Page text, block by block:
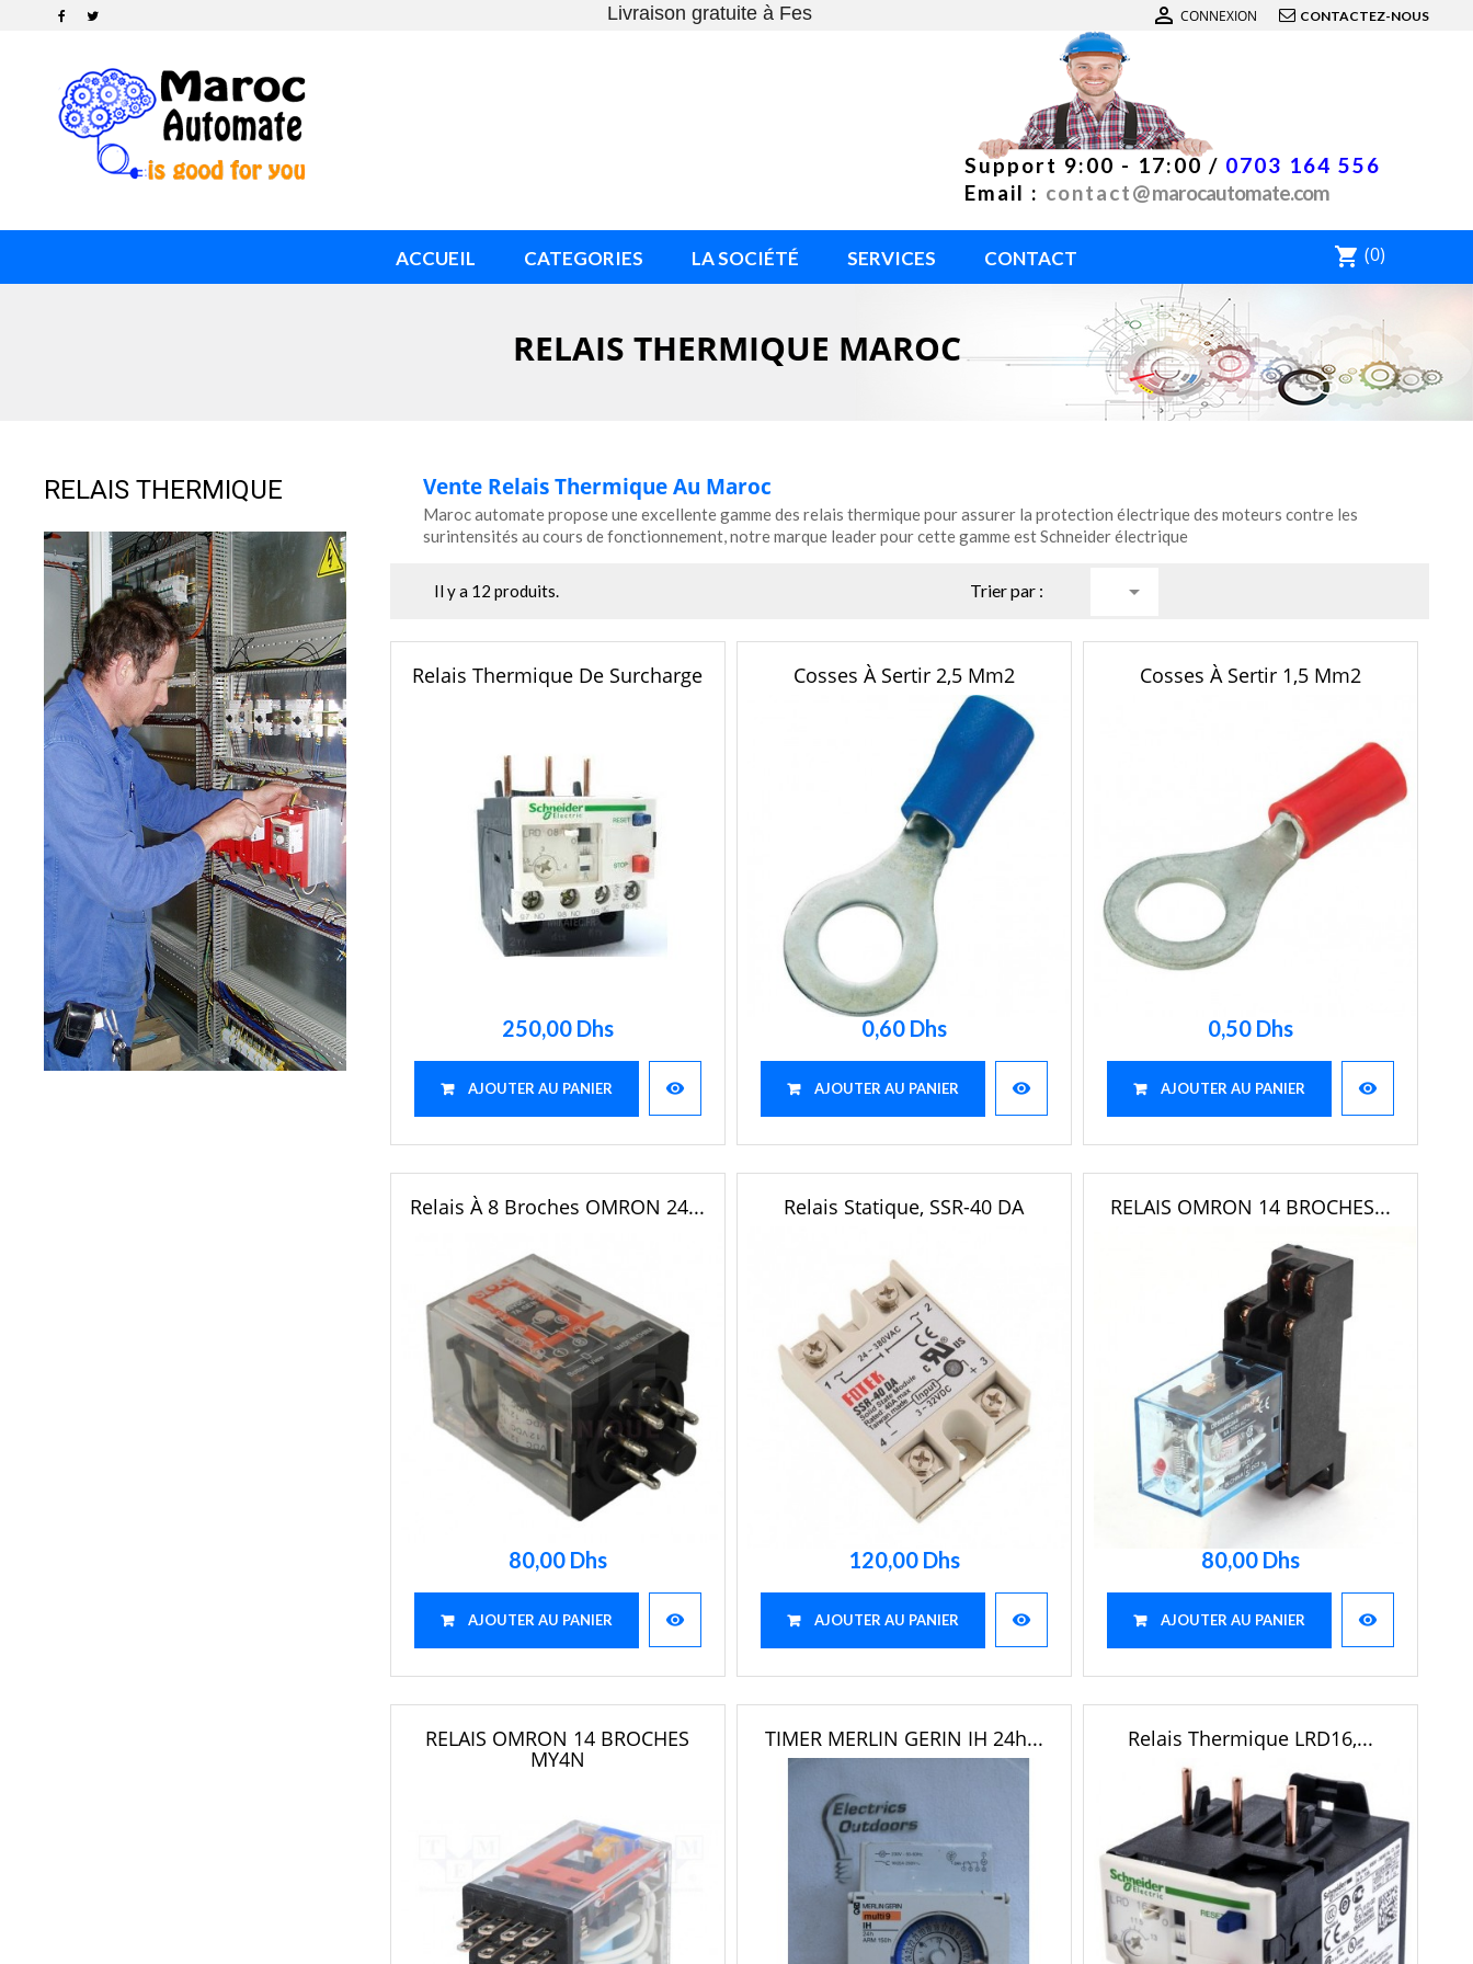
Livraison gratuite à Fes  CONNEXION CONTACTEZ-NOUS
Support 9:00 - 17:00 / 0703 164 556
Email : contact@marocautomate.com
shopping_cart (0)
ACCUEIL CATEGORIES LA SOCIÉTÉ SERVICES CONTACT
RELAIS THERMIQUE MAROC
RELAIS THERMIQUE Vente Relais Thermique Au Maroc
Maroc automate propose une excellente gamme des relais thermique pour assurer la protection électrique des moteurs contre les
surintensités au cours de fonctionnement, notre marque leader pour cette gamme est Schneider électrique
Il y a 12 produits. Trier par : 
Relais Thermique De Surcharge
250,00 Dhs
AJOUTER AU PANIER visibility
Cosses À Sertir 2,5 Mm2
0,60 Dhs
AJOUTER AU PANIER visibility
Cosses À Sertir 1,5 Mm2
0,50 Dhs
AJOUTER AU PANIER visibility
Relais À 8 Broches OMRON 24...
80,00 Dhs
AJOUTER AU PANIER visibility
Relais Statique, SSR-40 DA
120,00 Dhs
AJOUTER AU PANIER visibility
RELAIS OMRON 14 BROCHES...
80,00 Dhs
AJOUTER AU PANIER visibility
RELAIS OMRON 14 BROCHES
MY4N
TIMER MERLIN GERIN IH 24h... Relais Thermique LRD16,...